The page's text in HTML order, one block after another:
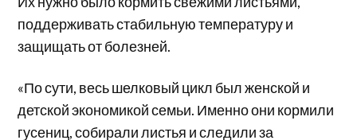
поддерживать стабильную температуру и
защищать от болезней.
«По сути, весь шелковый цикл был женской и
детской экономикой семьи. Именно они кормили
гусениц, собирали листья и следили за